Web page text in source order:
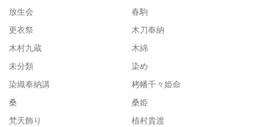
放生会
春駒
更衣祭
木刀奉納
木村九蔵
木綿
未分類
染め
染織奉納講
栲幡千々姫命
桑
桑姫
梵天飾り
植村貴渡